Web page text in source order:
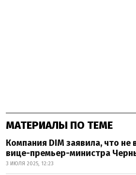
МАТЕРИАЛЫ ПО ТЕМЕ
Компания DIM заявила, что не
вице-премьер-министра
3 ИЮЛЯ 2025, 12:23